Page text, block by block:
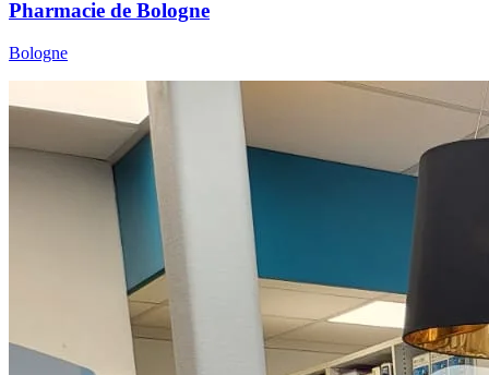
Pharmacie de Bologne
Bologne